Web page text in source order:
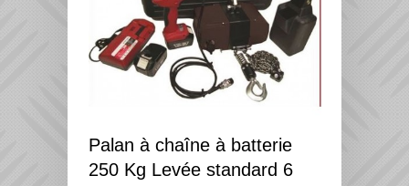
Palan à chaîne à batterie
250 Kg Levée standard 6